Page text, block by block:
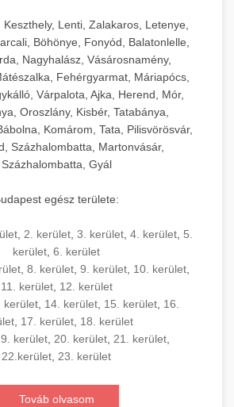
Keszthely, Lenti, Zalakaros, Letenye,
Böhönye, Fonyód, Balatonlelle,
Nagyhalász, Vásárosnamény,
Fehérgyarmat, Máriapócs,
Várpalota, Ajka, Herend, Mór,
Oroszlány, Kisbér, Tatabánya,
Komárom, Tata, Pilisvörösvár,
Százhalombatta, Martonvásár,
Százhalombatta, Gyál
egész területe:
, 2. kerület, 3. kerület, 4. kerület, 5.
kerület, 6. kerület
, 8. kerület, 9. kerület, 10. kerület,
11. kerület, 12. kerület
kerület, 14. kerület, 15. kerület, 16.
, 17. kerület, 18. kerület
kerület, 20. kerület, 21. kerület,
22.kerület, 23. kerület
Továb olvasom